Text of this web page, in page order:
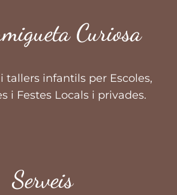
Curiosa
tallers infantils per Escoles,
i Festes Locals i privades.
Serveis